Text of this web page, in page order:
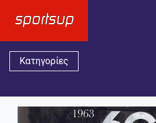
Κατηγορίες